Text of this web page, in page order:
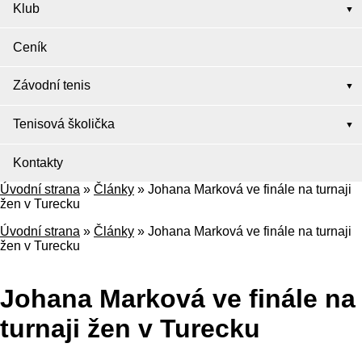
Klub
Ceník
Závodní tenis
Tenisová školička
Kontakty
Úvodní strana » Články » Johana Marková ve finále na turnaji
žen v Turecku
Úvodní strana » Články » Johana Marková ve finále na turnaji
žen v Turecku
Johana Marková ve finále na
turnaji žen v Turecku